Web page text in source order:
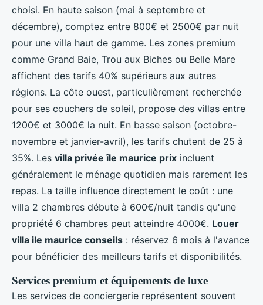
choisi. En haute saison (mai à septembre et
décembre), comptez entre 800€ et 2500€ par nuit
pour une villa haut de gamme. Les zones premium
comme Grand Baie, Trou aux Biches ou Belle Mare
affichent des tarifs 40% supérieurs aux autres
régions. La côte ouest, particulièrement recherchée
pour ses couchers de soleil, propose des villas entre
1200€ et 3000€ la nuit. En basse saison (octobre-
novembre et janvier-avril), les tarifs chutent de 25 à
35%. Les villa privée île maurice prix incluent
généralement le ménage quotidien mais rarement les
repas. La taille influence directement le coût : une
villa 2 chambres débute à 600€/nuit tandis qu'une
propriété 6 chambres peut atteindre 4000€. Louer
villa ile maurice conseils : réservez 6 mois à l'avance
pour bénéficier des meilleurs tarifs et disponibilités.
Services premium et équipements de luxe
Les services de conciergerie représentent souvent